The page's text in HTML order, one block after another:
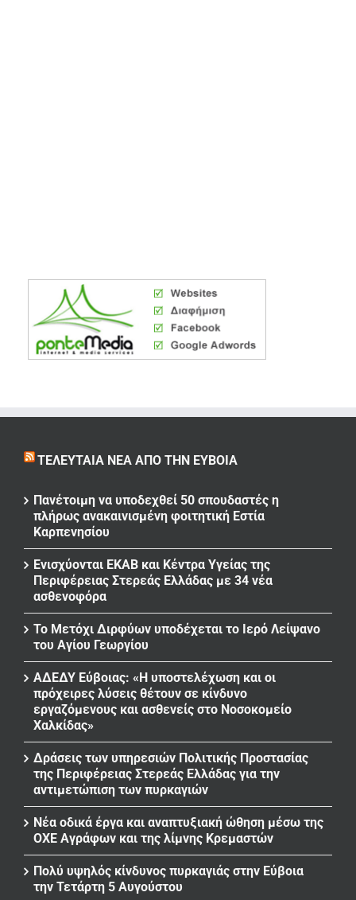
ΤΕΛΕΥΤΑΊΑ ΝΈΑ ΑΠΌ ΤΗΝ ΕΎΒΟΙΑ
Πανέτοιμη να υποδεχθεί 50 σπουδαστές η
πλήρως ανακαινισμένη φοιτητική Εστία
Καρπενησίου
Ενισχύονται ΕΚΑΒ και Κέντρα Υγείας της
Περιφέρειας Στερεάς Ελλάδας με 34 νέα
ασθενοφόρα
Το Μετόχι Διρφύων υποδέχεται το Ιερό Λείψανο
του Αγίου Γεωργίου
ΑΔΕΔΥ Εύβοιας: «Η υποστελέχωση και οι
πρόχειρες λύσεις θέτουν σε κίνδυνο
εργαζόμενους και ασθενείς στο Νοσοκομείο
Χαλκίδας»
Δράσεις των υπηρεσιών Πολιτικής Προστασίας
της Περιφέρειας Στερεάς Ελλάδας για την
αντιμετώπιση των πυρκαγιών
Νέα οδικά έργα και αναπτυξιακή ώθηση μέσω της
ΟΧΕ Αγράφων και της λίμνης Κρεμαστών
Πολύ υψηλός κίνδυνος πυρκαγιάς στην Εύβοια
την Τετάρτη 5 Αυγούστου